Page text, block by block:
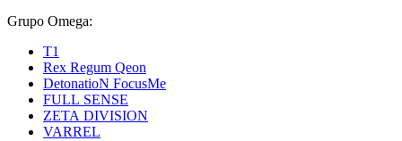
Grupo Omega:
T1
Rex Regum Qeon
DetonatioN FocusMe
FULL SENSE
ZETA DIVISION
VARREL